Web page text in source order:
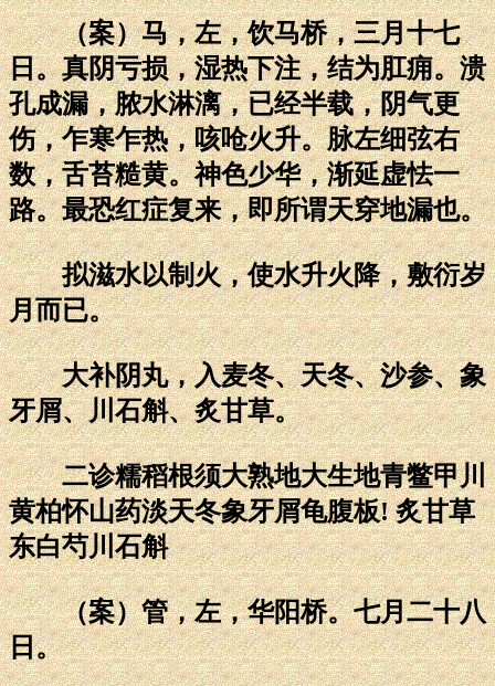
（案）马，左，饮马桥，三月十七
日。真阴亏损，湿热下注，结为肛痈。溃
孔成漏，脓水淋漓，已经半载，阴气更
伤，乍寒乍热，咳呛火升。脉左细弦右
数，舌苔糙黄。神色少华，渐延虚怯一
路。最恐红症复来，即所谓天穿地漏也。
拟滋水以制火，使水升火降，敷衍岁
月而已。
大补阴丸，入麦冬、天冬、沙参、象
牙屑、川石斛、炙甘草。
二诊糯稻根须大熟地大生地青鳖甲川
黄柏怀山药淡天冬象牙屑龟腹板! 炙甘草
东白芍川石斛
（案）管，左，华阳桥。七月二十八
日。